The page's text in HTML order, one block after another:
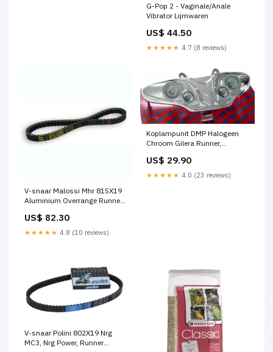
G-Pop 2 - Vaginale/Anale
Vibrator Lijmwaren
US$ 44.50
★★★★★ 4.7 (8 reviews)
V-snaar Malossi Mhr 815X19
Aluminium Overrange Runner,
2T 6115668 sp
US$ 82.30
★★★★★ 4.8 (10 reviews)
Koplampunit DMP Halogeen
Chroom Gilera Runner,
US$ 29.90
★★★★★ 4.0 (23 reviews)
V-snaar Polini 802X19 Nrg
MC3, Nrg Power, Runner